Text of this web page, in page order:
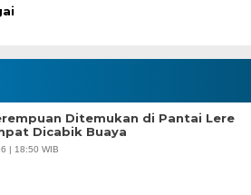
Ditemukan di Pantai Lere
Dicabik Buaya
| 18:50 WIB